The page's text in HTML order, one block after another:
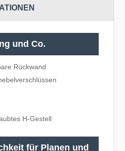
und Co.
Rückwand
H-Gestell
für Planen und